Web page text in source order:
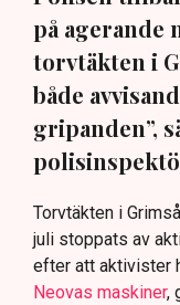
på agerande
torvtäkten i
både
gripanden”,
Torvtäkten i
juli stoppats av
efter att aktivister
Neovas maskiner,